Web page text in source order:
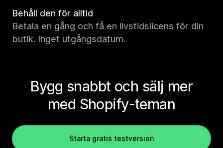
Behåll den för alltid
Betala en gång och få en livstidslicens för din
butik. Inget utgångsdatum.
Bygg snabbt och sälj mer
med Shopify-teman
Starta gratis testversion